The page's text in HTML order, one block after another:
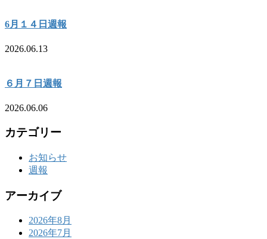
6月１４日週報
2026.06.13
６月７日週報
2026.06.06
カテゴリー
お知らせ
週報
アーカイブ
2026年8月
2026年7月